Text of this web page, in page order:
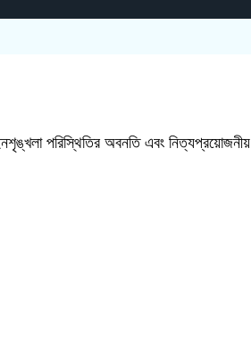
পরিস্থিতির অবনতি এবং নিত্যপ্রয়োজনীয়